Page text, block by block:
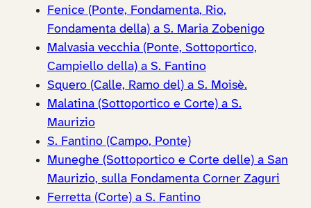
Fenice (Ponte, Fondamenta, Rio,
Fondamenta della) a S. Maria Zobenigo
Malvasia vecchia (Ponte, Sottoportico,
Campiello della) a S. Fantino
Squero (Calle, Ramo del) a S. Moisè.
Malatina (Sottoportico e Corte) a S.
Maurizio
S. Fantino (Campo, Ponte)
Muneghe (Sottoportico e Corte delle) a San
Maurizio, sulla Fondamenta Corner Zaguri
Ferretta (Corte) a S. Fantino